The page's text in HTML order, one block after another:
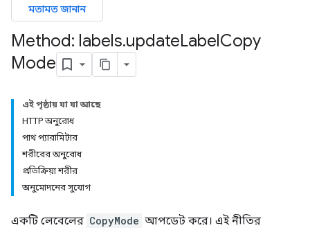
মতামত জানান
Method: labels.updateLabelCopy
Mode
এই পৃষ্ঠায় যা যা আছে
HTTP অনুরোধ
পাথ প্যারামিটার
শরীরের অনুরোধ
প্রতিক্রিয়া শরীর
অনুমোদনের সুযোগ
একটি লেবেলের CopyMode আপডেট করে। এই নীতির